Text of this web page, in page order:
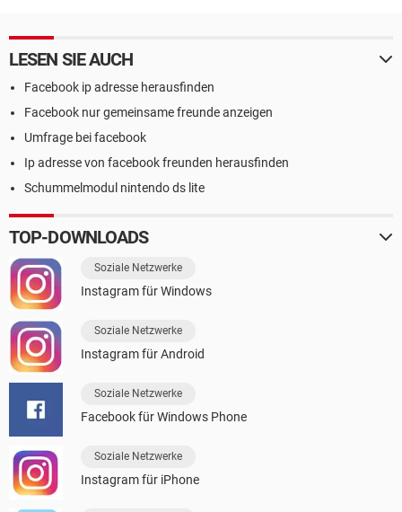
LESEN SIE AUCH
Facebook ip adresse herausfinden
Facebook nur gemeinsame freunde anzeigen
Umfrage bei facebook
Ip adresse von facebook freunden herausfinden
Schummelmodul nintendo ds lite
TOP-DOWNLOADS
Soziale Netzwerke
Instagram für Windows
Soziale Netzwerke
Instagram für Android
Soziale Netzwerke
Facebook für Windows Phone
Soziale Netzwerke
Instagram für iPhone